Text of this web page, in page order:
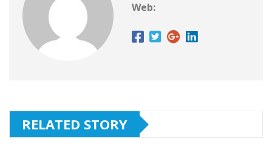
Web:
RELATED STORY